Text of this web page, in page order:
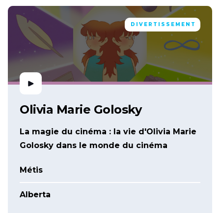
DIVERTISSEMENT
Olivia Marie Golosky
La magie du cinéma : la vie d'Olivia Marie
Golosky dans le monde du cinéma
Métis
Alberta